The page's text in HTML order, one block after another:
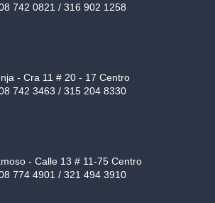
742 0821 / 316 902 1258
- Cra 11 # 20 - 17 Centro
742 3463 / 315 204 8330
- Calle 13 # 11-75 Centro
774 4901 / 321 494 3910